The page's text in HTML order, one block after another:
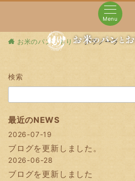
Menu
お米のパン もり グラノーラ
検索
最近のNEWS
2026-07-19
ブログを更新しました。
2026-06-28
ブログを更新しました